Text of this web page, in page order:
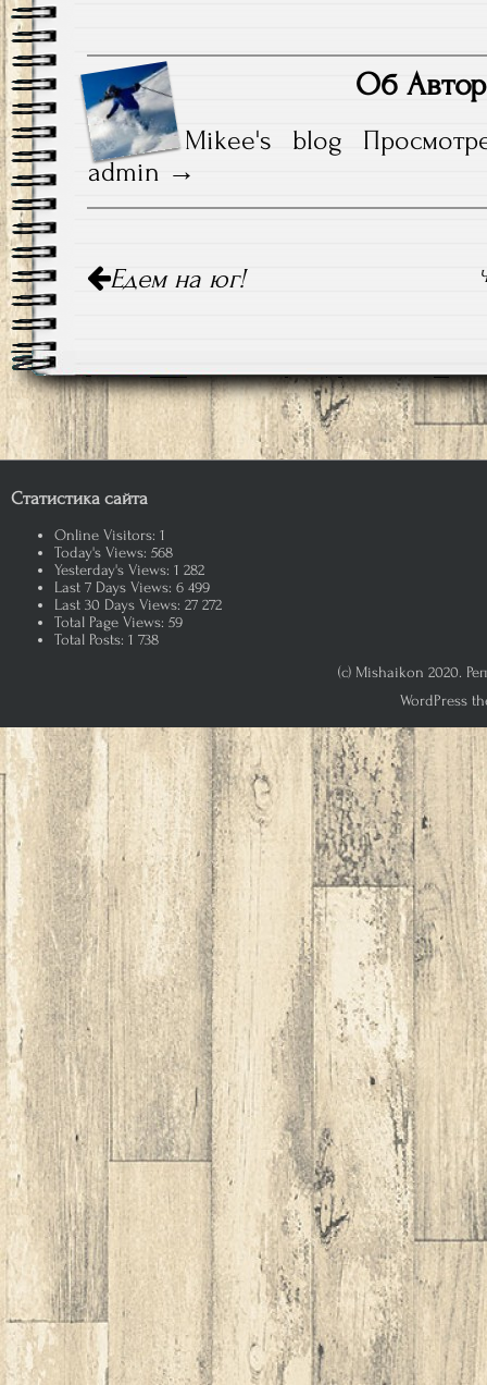
Об
Mikee's blog
admin
поЕдем на юг!
Статистика сайта
Online Visitors: 1
Today's Views: 568
Yesterday's Views: 1 282
Last 7 Days Views: 6 499
Last 30 Days Views: 27 272
Total Page Views: 59
Total Posts: 1 738
(c) Mishaikon 2020.
WordPress